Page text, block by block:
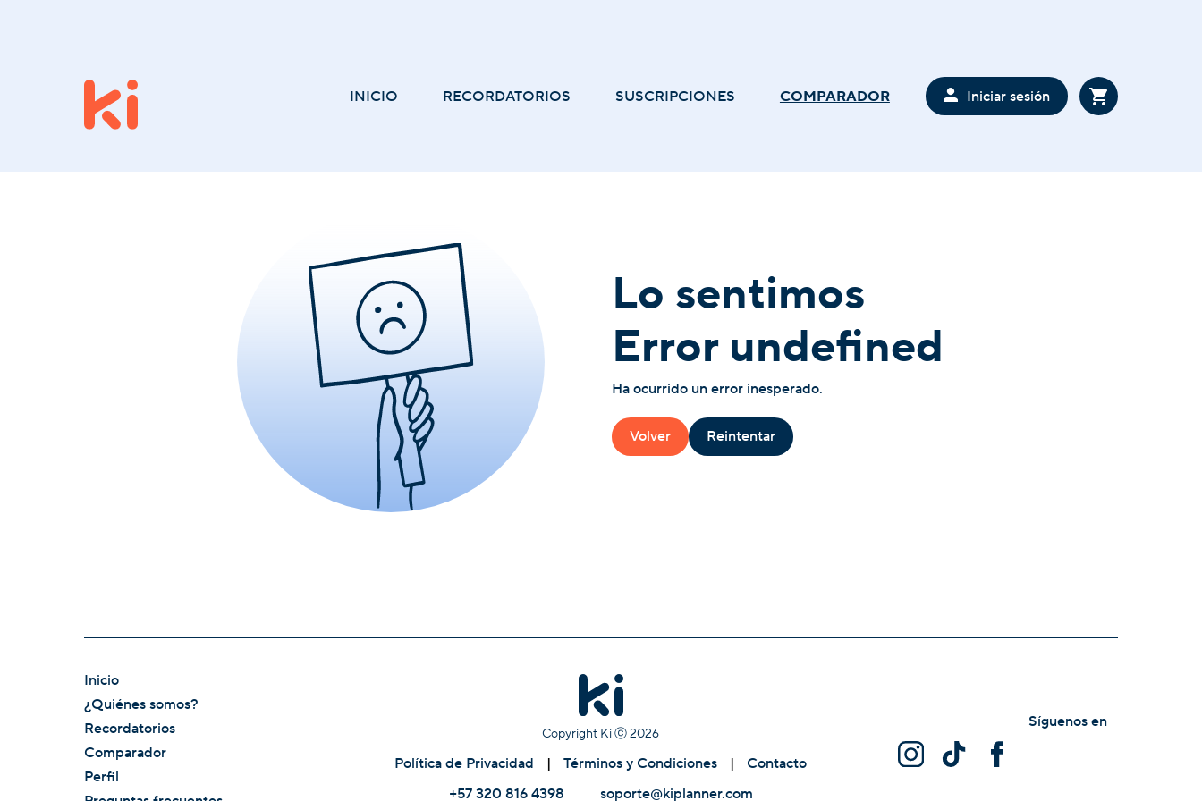
INICIO RECORDATORIOS SUSCRIPCIONES COMPARADOR Iniciar sesión
Lo sentimos
Error undefined
Ha ocurrido un error inesperado.
Volver Reintentar
Inicio
¿Quiénes somos?
Recordatorios
Comparador
Perfil
Copyright Ki ⓒ2026
Política de Privacidad | Términos y Condiciones |
Contacto
+57 320 816 4398
soporte@kiplanner.com
Síguenos en